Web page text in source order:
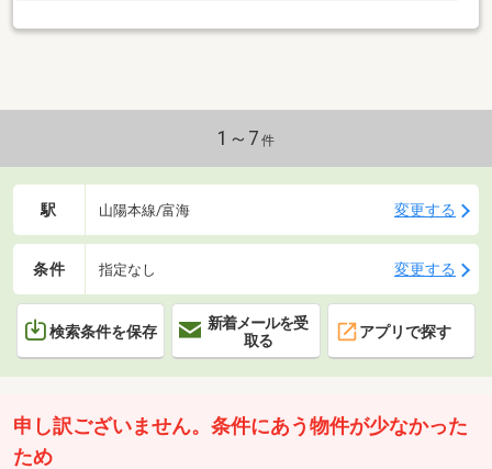
1～7 件
駅 山陽本線/富海 変更する
条件 指定なし 変更する
検索条件を保存
新着メールを受
取る
アプリで探す
申し訳ございません。条件にあう物件が少なかった
ため